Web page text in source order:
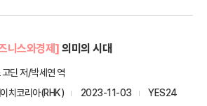
니스와경제] 의미의 시대
고딘 저/박세연 역
치코리아(RHK)
2023-11-03
YES24